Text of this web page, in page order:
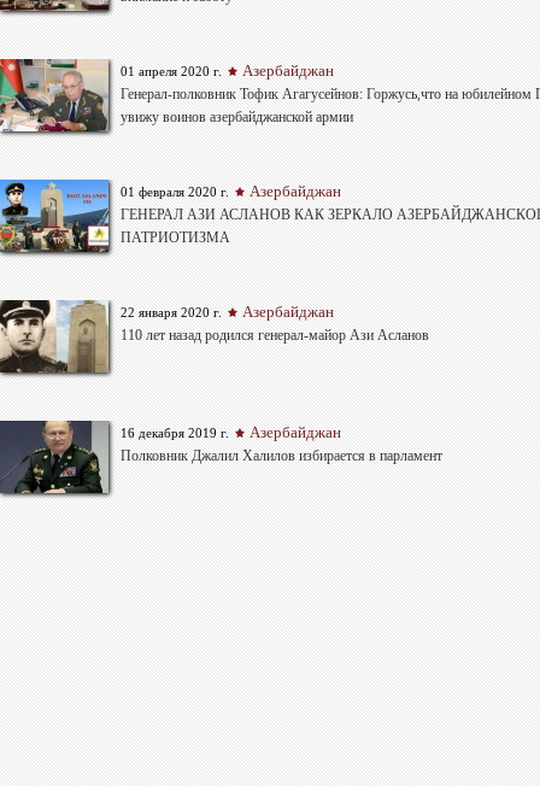
01 апреля 2020 г. Азербайджан
Генерал-полковник Тофик Агагусейнов: Горжусь,что на юбилейном
увижу воинов азербайджанской армии
01 февраля 2020 г. Азербайджан
ГЕНЕРАЛ АЗИ АСЛАНОВ КАК ЗЕРКАЛО
ПАТРИОТИЗМА
22 января 2020 г. Азербайджан
110 лет назад родился генерал-майор Ази Асланов
16 декабря 2019 г. Азербайджан
Полковник Джалил Халилов избирается в парламент